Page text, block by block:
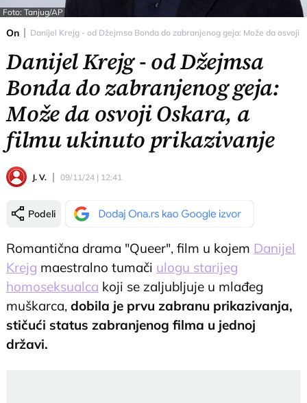
Foto: Tanjug/AP
On Danijel Krejg - od Džejmsa Bonda do zabranjenog geja: Može da osvoji
Danijel Krejg - od Džejmsa
Bonda do zabranjenog geja:
Može da osvoji Oskara, a
filmu ukinuto prikazivanje
J. V. 09/11/24 | 12:41
Podeli
Romantična drama "Queer", film u kojem Danijel
Krejg maestralno tumači ulogu starijeg
homoseksualca koji se zaljubljuje u mlađeg
muškarca,dobila je prvu zabranu prikazivanja,
stičući status zabranjenog filma u jednoj
državi.